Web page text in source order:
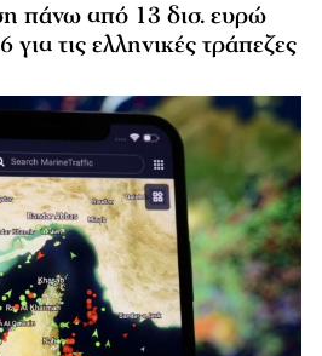
πάνω από 13 δισ. ευρώ
για τις ελληνικές τράπεζες